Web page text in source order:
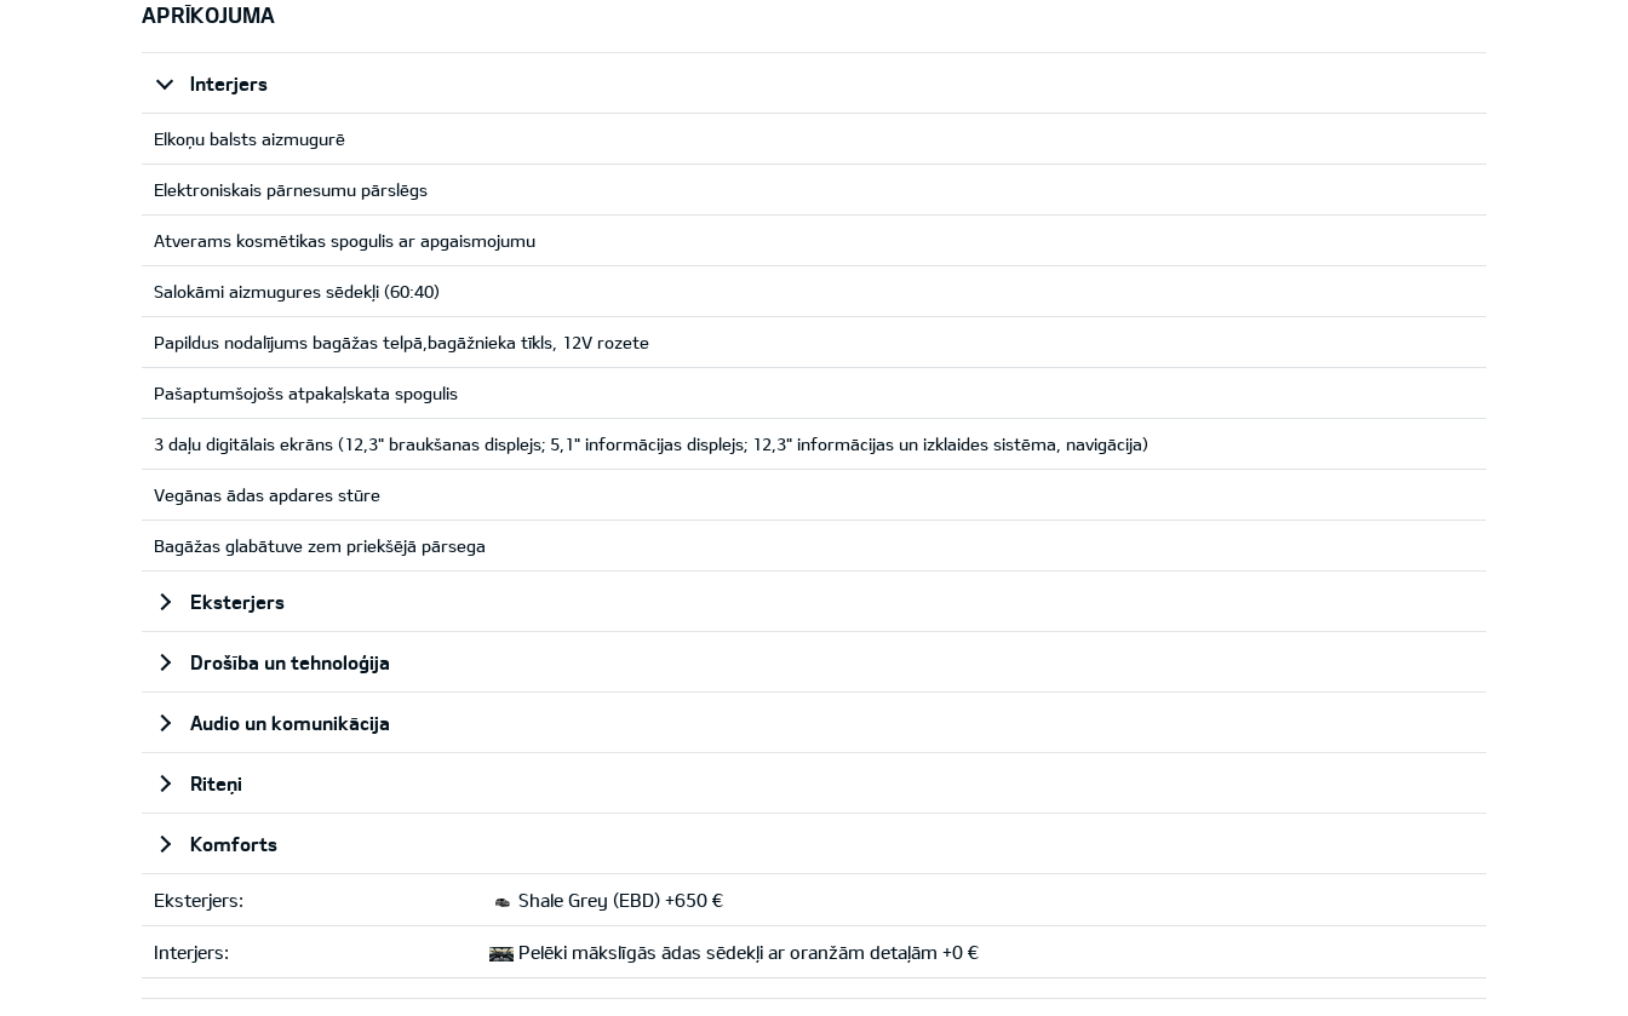
APRĪKOJUMA
Interjers
Elkoņu balsts aizmugurē
Elektroniskais pārnesumu pārslēgs
Atverams kosmētikas spogulis ar apgaismojumu
Salokāmi aizmugures sēdekļi (60:40)
Papildus nodalījums bagāžas telpā,bagāžnieka tīkls, 12V rozete
Pašaptumšojošs atpakaļskata spogulis
3 daļu digitālais ekrāns (12,3" braukšanas displejs; 5,1" informācijas displejs; 12,3" informācijas un izklaides sistēma, navigācija)
Vegānas ādas apdares stūre
Bagāžas glabātuve zem priekšējā pārsega
Eksterjers
Drošība un tehnoloģija
Audio un komunikācija
Riteņi
Komforts
Eksterjers: Shale Grey (EBD) +650 €
Interjers: Pelēki mākslīgās ādas sēdekļi ar oranžām detaļām +0 €